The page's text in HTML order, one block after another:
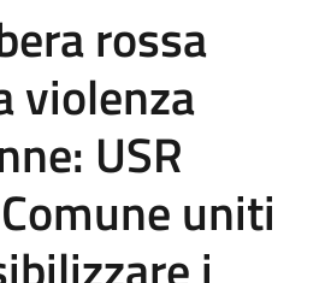
rossa
violenza
USR
uniti